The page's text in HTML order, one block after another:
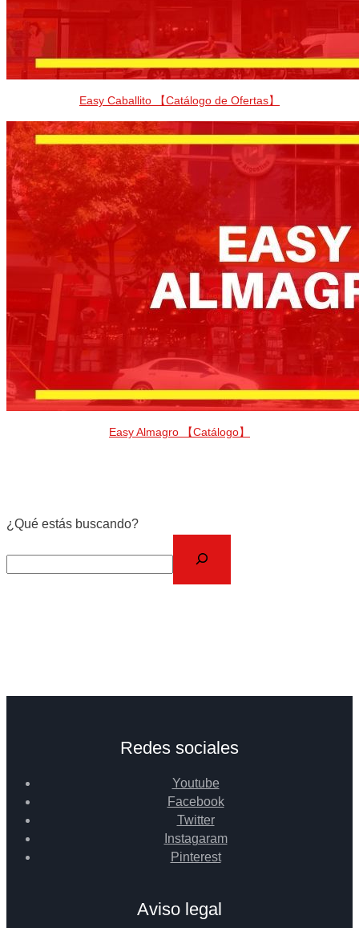
Easy Caballito 【Catálogo de Ofertas】
Easy Almagro 【Catálogo】
¿Qué estás buscando?
Redes sociales
Youtube
Facebook
Twitter
Instagaram
Pinterest
Aviso legal